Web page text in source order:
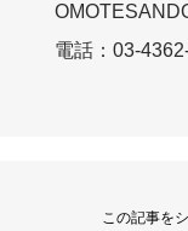
電話：03-
この記事を